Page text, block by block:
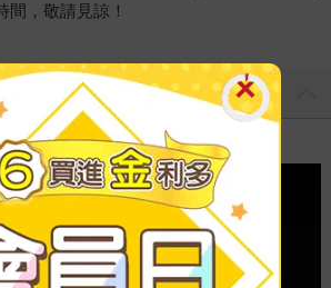
，敬請見諒！